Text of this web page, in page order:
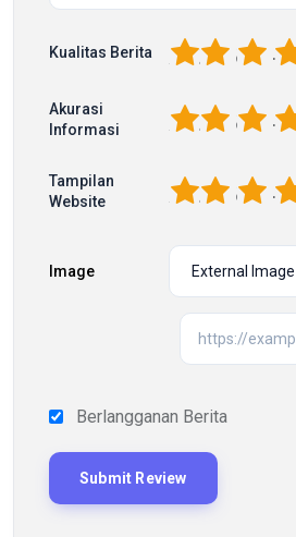
Kualitas Berita 4
3
2
Akurasi
Informasi
4
3
2
Tampilan
Website
4
3
2
Image
Berlangganan Berita